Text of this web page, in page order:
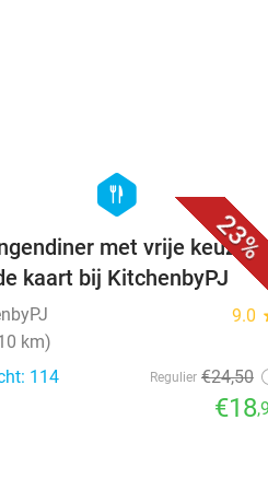
23%
hexagon
food
met vrije keuze
kaart bij KitchenbyPJ
9.0
km)
114
Regulier €24,50
€18